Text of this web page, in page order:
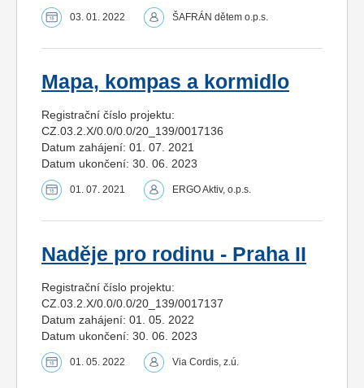
03. 01. 2022 ŠAFRÁN dětem o.p.s.
Mapa, kompas a kormidlo
Registrační číslo projektu:
CZ.03.2.X/0.0/0.0/20_139/0017136
Datum zahájení: 01. 07. 2021
Datum ukončení: 30. 06. 2023
01. 07. 2021 ERGO Aktiv, o.p.s.
Naděje pro rodinu - Praha II
Registrační číslo projektu:
CZ.03.2.X/0.0/0.0/20_139/0017137
Datum zahájení: 01. 05. 2022
Datum ukončení: 30. 06. 2023
01. 05. 2022 Via Cordis, z.ú.